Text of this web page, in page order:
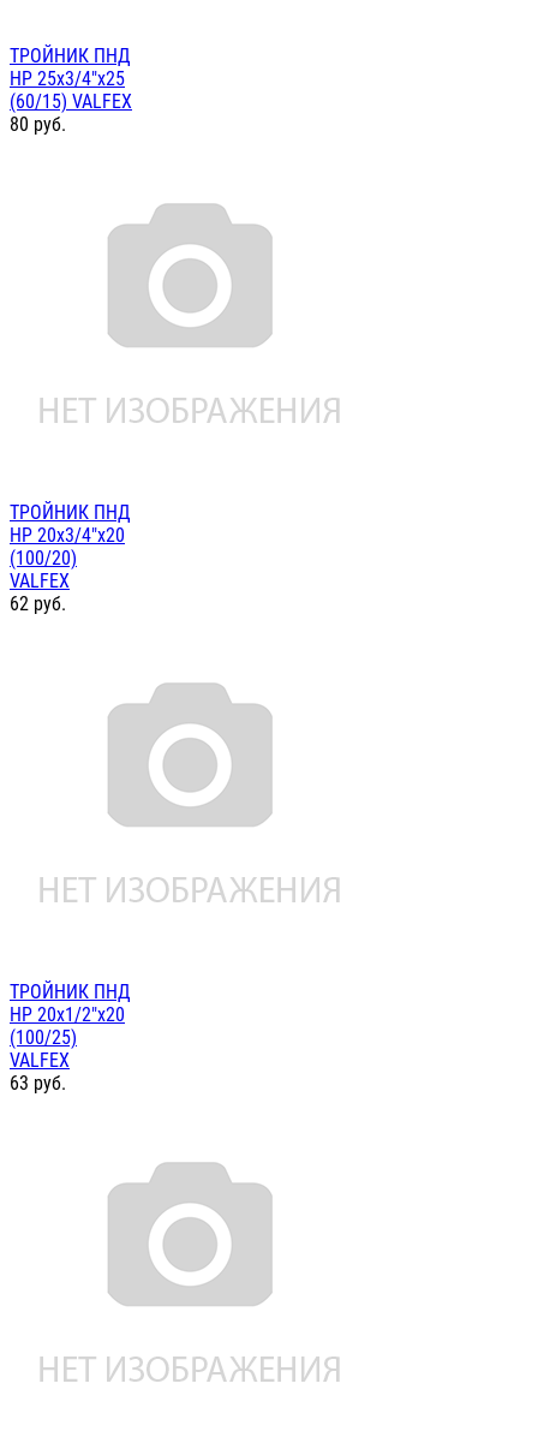
ТРОЙНИК ПНД
НР 25х3/4"х25
(60/15) VALFEX
80 руб.
ТРОЙНИК ПНД
НР 20х3/4"х20
(100/20)
VALFEX
62 руб.
ТРОЙНИК ПНД
НР 20х1/2"х20
(100/25)
VALFEX
63 руб.